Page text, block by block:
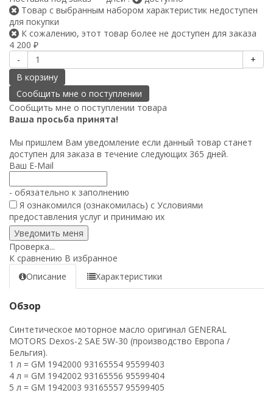
Товар с выбранным набором характеристик недоступен
для покупки
К сожалению, этот товар более не доступен для заказа
4 200 ₽
-
+
В корзину
Сообщить мне о поступлении товара
Ваша просьба принята!
Мы пришлем Вам уведомление если данный товар станет
доступен для заказа в течение следующих 365 дней.
Ваш E-Mail
- обязательно к заполнению
Я ознакомился (ознакомилась) с Условиями
предоставления услуг и принимаю их
Проверка...
К сравнению В избранное
Описание
Характеристики
Обзор
Синтетическое моторное масло оригинал GENERAL
MOTORS Dexos-2 SAE 5W-30 (производство Европа /
Бельгия).
1 л = GM 1942000 93165554 95599403
4 л = GM 1942002 93165556 95599404
5 л = GM 1942003 93165557 95599405